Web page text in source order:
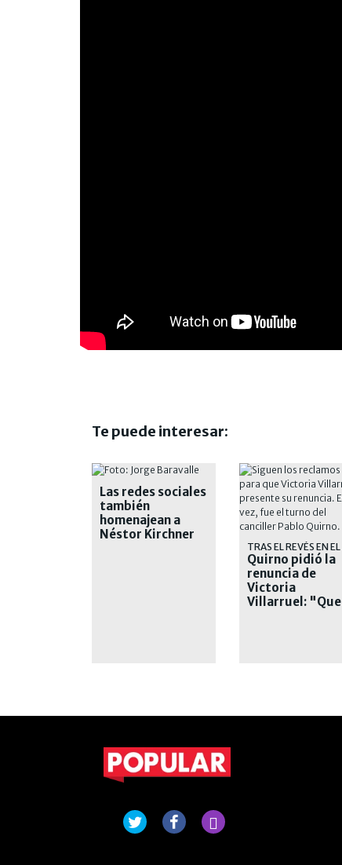
Te puede interesar:
Las redes sociales
también
homenajean a
Néstor Kirchner
Quirno pidió la
renuncia de
Victoria
Villarruel: "Que